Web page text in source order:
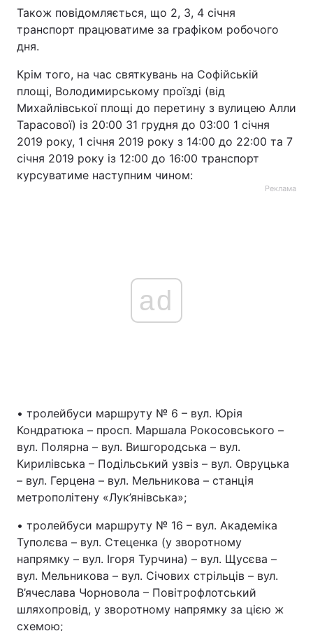
Також повідомляється, що 2, 3, 4 січня
транспорт працюватиме за графіком робочого
дня.
Крім того, на час святкувань на Софійській
площі, Володимирському проїзді (від
Михайлівської площі до перетину з вулицею Алли
Тарасової) із 20:00 31 грудня до 03:00 1 січня
2019 року, 1 січня 2019 року з 14:00 до 22:00 та 7
січня 2019 року із 12:00 до 16:00 транспорт
курсуватиме наступним чином:
Реклама
ad
• тролейбуси маршруту № 6 – вул. Юрія
Кондратюка – просп. Маршала Рокосовського –
вул. Полярна – вул. Вишгородська – вул.
Кирилівська – Подільський узвіз – вул. Овруцька
– вул. Герцена – вул. Мельникова – станція
метрополітену «Лук’янівська»;
• тролейбуси маршруту № 16 – вул. Академіка
Туполєва – вул. Стеценка (у зворотному
напрямку – вул. Ігоря Турчина) – вул. Щусєва –
вул. Мельникова – вул. Січових стрільців – вул.
В’ячеслава Чорновола – Повітрофлотський
шляхопровід, у зворотному напрямку за цією ж
схемою;